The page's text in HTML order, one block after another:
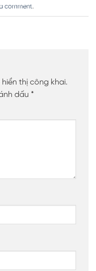
comment.
thị công khai.
dấu *